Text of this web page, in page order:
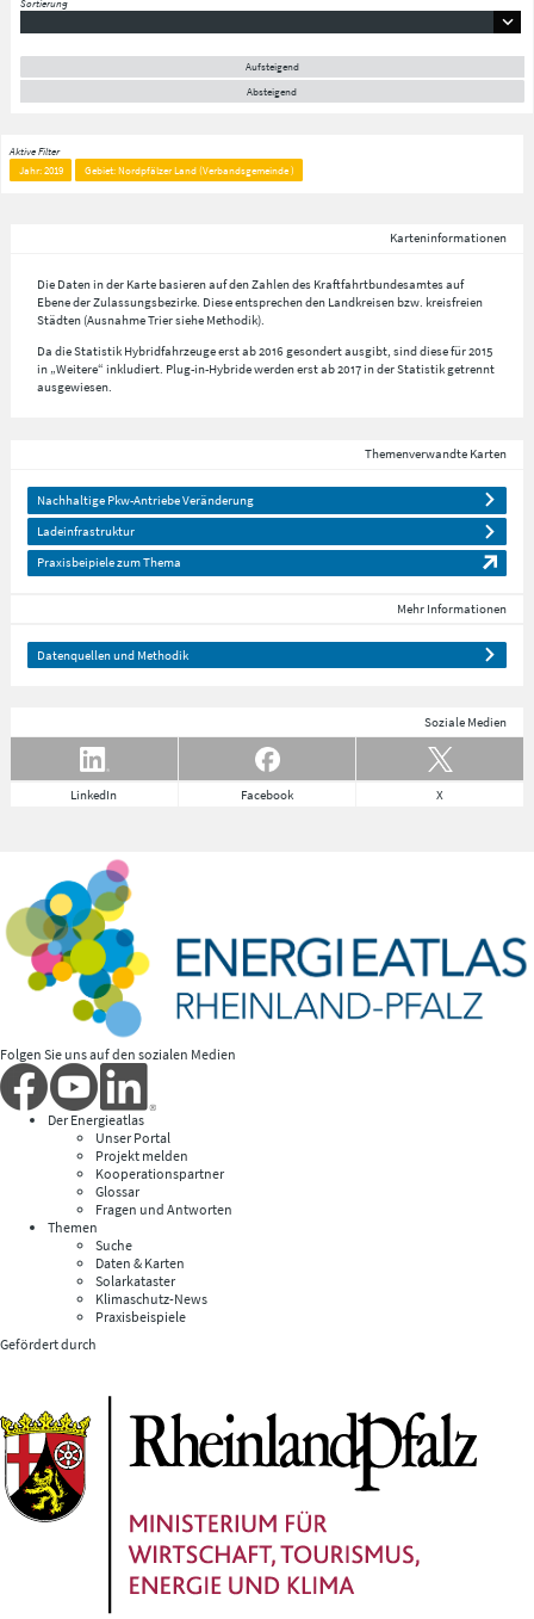
Aufsteigend
Absteigend
Aktive Filter
Jahr: 2019
Gebiet: Nordpfälzer Land (Verbandsgemeinde )
Karteninformationen
Die Daten in der Karte basieren auf den Zahlen des Kraftfahrtbundesamtes auf
Ebene der Zulassungsbezirke. Diese entsprechen den Landkreisen bzw. kreisfreien
Städten (Ausnahme Trier siehe Methodik).
Da die Statistik Hybridfahrzeuge erst ab 2016 gesondert ausgibt, sind diese für 2015
in „Weitere“ inkludiert. Plug-in-Hybride werden erst ab 2017 in der Statistik getrennt
ausgewiesen.
Themenverwandte Karten
Nachhaltige Pkw-Antriebe Veränderung
Ladeinfrastruktur
Praxisbeipiele zum Thema
Mehr Informationen
Datenquellen und Methodik
Soziale Medien
LinkedIn Facebook X
Folgen Sie uns auf den sozialen Medien
Der Energieatlas
Unser Portal
Projekt melden
Kooperationspartner
Glossar
Fragen und Antworten
Themen
Suche
Daten & Karten
Solarkataster
Klimaschutz-News
Praxisbeispiele
Gefördert durch